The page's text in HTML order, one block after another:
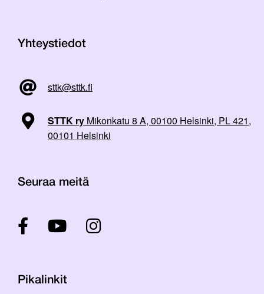
Yhteystiedot
sttk@sttk.fi
STTK ry Mikonkatu 8 A, 00100 Helsinki, PL 421,
00101 Helsinki
Seuraa meitä
Pikalinkit